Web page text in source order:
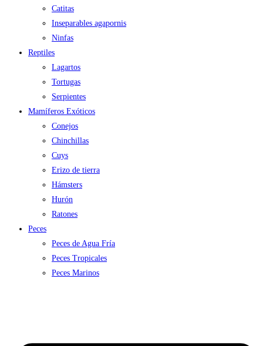
Catitas
Inseparables agapornis
Ninfas
Reptiles
Lagartos
Tortugas
Serpientes
Mamíferos Exóticos
Conejos
Chinchillas
Cuys
Erizo de tierra
Hámsters
Hurón
Ratones
Peces
Peces de Agua Fría
Peces Tropicales
Peces Marinos